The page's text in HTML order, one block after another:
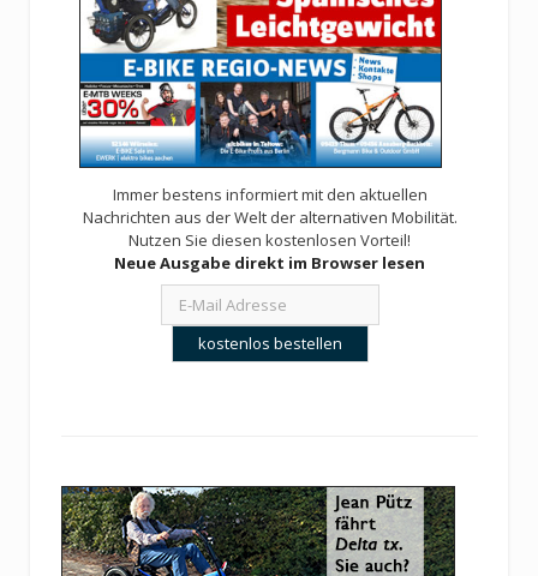
Immer bestens informiert mit den aktuellen
Nachrichten aus der Welt der alternativen Mobilität.
Nutzen Sie diesen kostenlosen Vorteil!
Neue Ausgabe direkt im Browser lesen